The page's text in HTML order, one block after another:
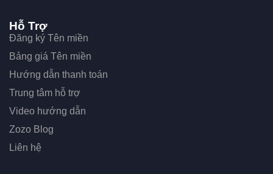
Hỗ Trợ
Đăng ký Tên miền
Bảng giá Tên miền
Hướng dẫn thanh toán
Trung tâm hỗ trợ
Video hướng dẫn
Zozo Blog
Liên hệ